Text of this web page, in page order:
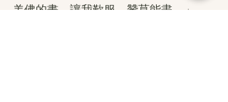
羌佛的畫，讓我歎服，贊莫能盡。」